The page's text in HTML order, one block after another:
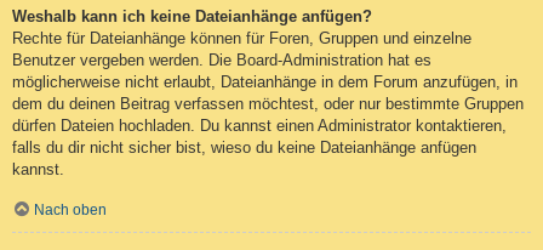
Weshalb kann ich keine Dateianhänge anfügen?
Rechte für Dateianhänge können für Foren, Gruppen und einzelne
Benutzer vergeben werden. Die Board-Administration hat es
möglicherweise nicht erlaubt, Dateianhänge in dem Forum anzufügen, in
dem du deinen Beitrag verfassen möchtest, oder nur bestimmte Gruppen
dürfen Dateien hochladen. Du kannst einen Administrator kontaktieren,
falls du dir nicht sicher bist, wieso du keine Dateianhänge anfügen
kannst.
Nach oben